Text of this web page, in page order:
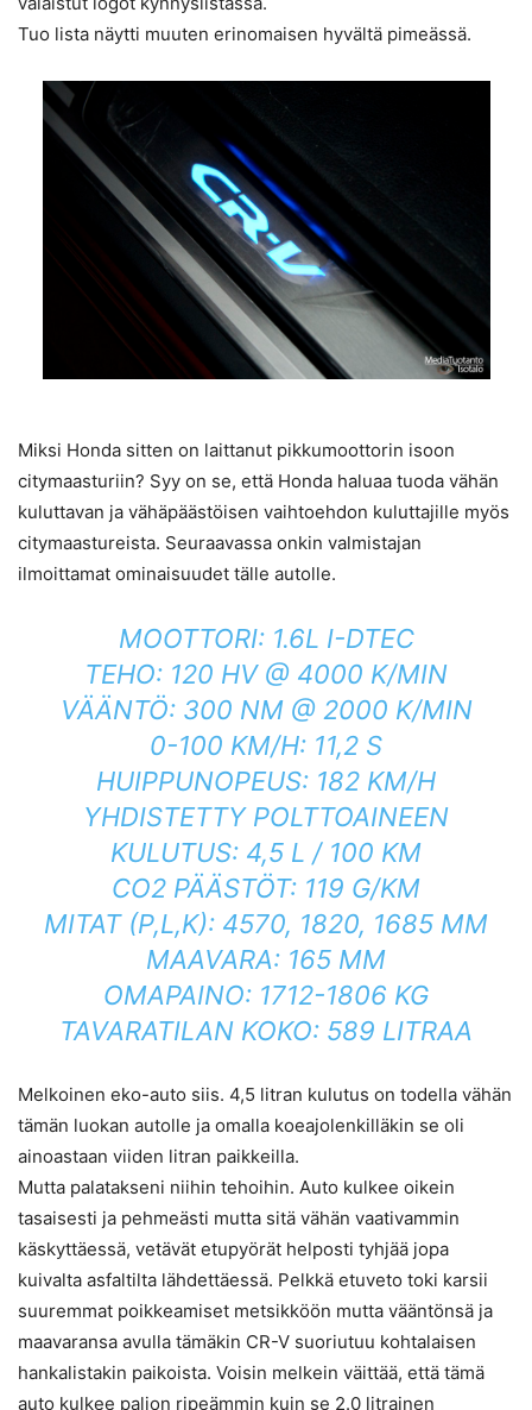
Tuo lista näytti muuten erinomaisen hyvältä pimeässä.
Miksi Honda sitten on laittanut pikkumoottorin isoon
citymaasturiin? Syy on se, että Honda haluaa tuoda vähän
kuluttavan ja vähäpäästöisen vaihtoehdon kuluttajille myös
citymaastureista. Seuraavassa onkin valmistajan
ilmoittamat ominaisuudet tälle autolle.
MOOTTORI: 1.6L I-DTEC
TEHO: 120 HV @ 4000 K/MIN
VÄÄNTÖ: 300 NM @ 2000 K/MIN
0-100 KM/H: 11,2 S
HUIPPUNOPEUS: 182 KM/H
YHDISTETTY POLTTOAINEEN
KULUTUS: 4,5 L / 100 KM
CO2 PÄÄSTÖT: 119 G/KM
MITAT (P,L,K): 4570, 1820, 1685 MM
MAAVARA: 165 MM
OMAPAINO: 1712-1806 KG
TAVARATILAN KOKO: 589 LITRAA
Melkoinen eko-auto siis. 4,5 litran kulutus on todella vähän
tämän luokan autolle ja omalla koeajolenkilläkin se oli
ainoastaan viiden litran paikkeilla.
Mutta palatakseni niihin tehoihin. Auto kulkee oikein
tasaisesti ja pehmeästi mutta sitä vähän vaativammin
käskyttäessä, vetävät etupyörät helposti tyhjää jopa
kuivalta asfaltilta lähdettäessä. Pelkkä etuveto toki karsii
suuremmat poikkeamiset metsikköön mutta vääntönsä ja
maavaransa avulla tämäkin CR-V suoriutuu kohtalaisen
hankalistakin paikoista. Voisin melkein väittää, että tämä
auto kulkee paljon ripeämmin kuin se 2.0 litrainen